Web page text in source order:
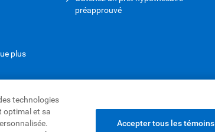
plus
préapprouvé
technologies
optimal et sa
Accepter tous les témoins